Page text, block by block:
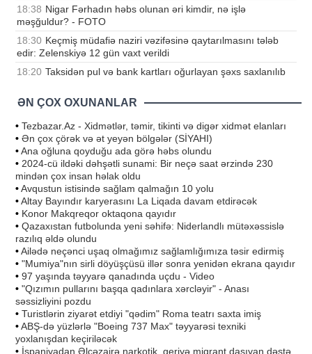
18:38 Nigar Fərhadın həbs olunan əri kimdir, nə işlə
məşğuldur? - FOTO
18:30 Keçmiş müdafiə naziri vəzifəsinə qaytarılmasını tələb
edir: Zelenskiyə 12 gün vaxt verildi
18:20 Taksidən pul və bank kartları oğurlayan şəxs saxlanılıb
ƏN ÇOX OXUNANLAR
• Tezbazar.Az - Xidmətlər, təmir, tikinti və digər xidmət elanları
• Ən çox çörək və ət yeyən bölgələr (SİYAHI)
•Ana oğluna qoyduğu ada görə həbs olundu
• 2024-cü ildəki dəhşətli sunami: Bir neçə saat ərzində 230
mindən çox insan həlak oldu
•Avqustun istisində sağlam qalmağın 10 yolu
•Altay Bayındır karyerasını La Liqada davam etdirəcək
• Konor Makqreqor oktaqona qayıdır
• Qazaxıstan futbolunda yeni səhifə: Niderlandlı mütəxəssislə
razılıq əldə olundu
•Ailədə neçənci uşaq olmağımız sağlamlığımıza təsir edirmiş
• "Mumiya"nın sirli döyüşçüsü illər sonra yenidən ekrana qayıdır
• 97 yaşında təyyarə qanadında uçdu - Video
• "Qızımın pullarını başqa qadınlara xərcləyir" - Anası
səssizliyini pozdu
• Turistlərin ziyarət etdiyi "qədim" Roma teatrı saxta imiş
•ABŞ-də yüzlərlə "Boeing 737 Max" təyyarəsi texniki
yoxlanışdan keçiriləcək
• İspaniyadan Əlcəzairə narkotik, geriyə miqrant daşıyan dəstə